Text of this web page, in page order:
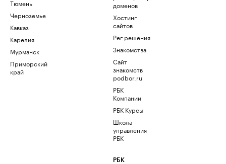
Тюмень
Черноземье
Кавказ
Карелия
Мурманск
Приморский
край
доменов
Хостинг
сайтов
Рег.решения
Знакомства
Сайт
знакомств
podbor.ru
РБК
Компании
РБК Курсы
Школа
управления
РБК
РБК